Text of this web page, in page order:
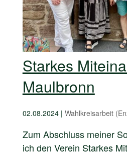
Starkes
Maulbronn
02.08.2024| Wahlkreisarbeit
Zum Abschluss meiner
ich den Verein Starkes